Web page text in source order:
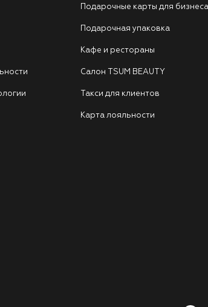
Подарочные карты для бизнеса
Подарочная упаковка
Кафе и рестораны
Салон TSUM BEAUTY
Такси для клиентов
Карта лояльности